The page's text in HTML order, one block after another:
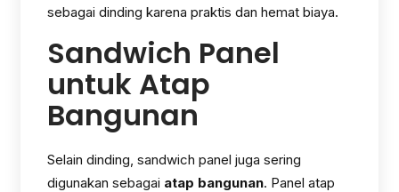
sebagai dinding karena praktis dan hemat biaya.
Sandwich Panel
untuk Atap
Bangunan
Selain dinding, sandwich panel juga sering
digunakan sebagai atap bangunan. Panel atap